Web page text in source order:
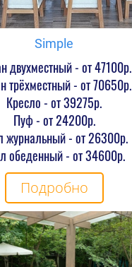
Simple
двухместный - от 47100р.
трёхместный - от 70650р.
Кресло - от 39275р.
Пуф - от 24200р.
журнальный - от 26300р.
обеденный - от 34600р.
Подробно